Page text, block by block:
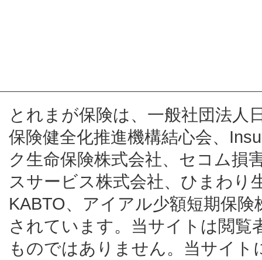
とれまが保険は、一般社団法人
保険健全化推進機構結心会、
ク生命保険株式会社、セコム損
スサービス株式会社、ひまわり
KABTO、アイアル少額短期保
されています。当サイトは閲覧
ものではありません。当サイ